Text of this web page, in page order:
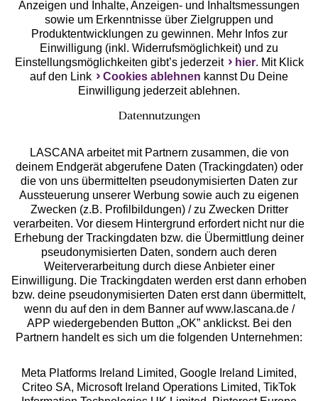
Unsere Apps
Services
Beratung
Über uns
Rechtliches
Alle Preise inkl. MwSt., zzgl.
Versandkosten
Anzeigen und Inhalte, Anzeigen- und Inhaltsmessungen
sowie um Erkenntnisse über Zielgruppen und
Produktentwicklungen zu gewinnen. Mehr Infos zur
Einwilligung (inkl. Widerrufsmöglichkeit) und zu
Einstellungsmöglichkeiten gibt’s jederzeit
hier. Mit Klick
auf den Link
Cookies ablehnen kannst Du Deine
Einwilligung jederzeit ablehnen.
Datennutzungen
LASCANA arbeitet mit Partnern zusammen, die von
deinem Endgerät abgerufene Daten (Trackingdaten) oder
die von uns übermittelten pseudonymisierten Daten zur
Aussteuerung unserer Werbung sowie auch zu eigenen
Zwecken (z.B. Profilbildungen) / zu Zwecken Dritter
verarbeiten. Vor diesem Hintergrund erfordert nicht nur die
Erhebung der Trackingdaten bzw. die Übermittlung deiner
pseudonymisierten Daten, sondern auch deren
Weiterverarbeitung durch diese Anbieter einer
Einwilligung. Die Trackingdaten werden erst dann erhoben
bzw. deine pseudonymisierten Daten erst dann übermittelt,
wenn du auf den in dem Banner auf www.lascana.de /
APP wiedergebenden Button „OK” anklickst. Bei den
Partnern handelt es sich um die folgenden Unternehmen:
Meta Platforms Ireland Limited, Google Ireland Limited,
Criteo SA, Microsoft Ireland Operations Limited, TikTok